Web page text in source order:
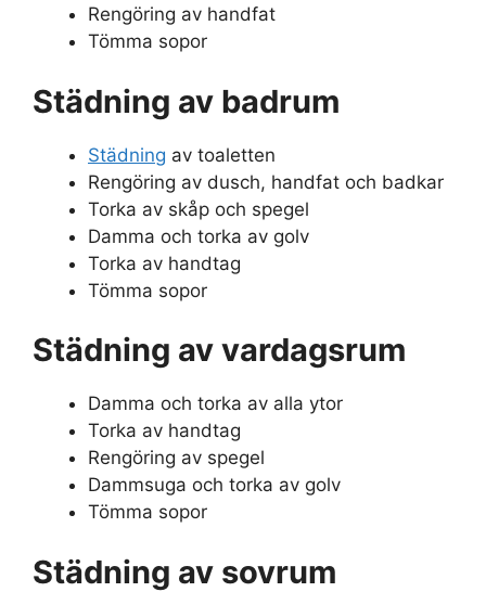
Rengöring av handfat
Tömma sopor
Städning av badrum
Städning av toaletten
Rengöring av dusch, handfat och badkar
Torka av skåp och spegel
Damma och torka av golv
Torka av handtag
Tömma sopor
Städning av vardagsrum
Damma och torka av alla ytor
Torka av handtag
Rengöring av spegel
Dammsuga och torka av golv
Tömma sopor
Städning av sovrum